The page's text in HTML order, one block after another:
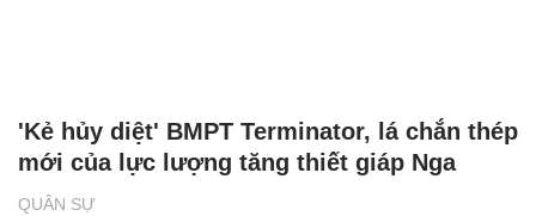
QUÂN SỰ
'Kẻ hủy diệt' BMPT Terminator, lá chắn thép
mới của lực lượng tăng thiết giáp Nga